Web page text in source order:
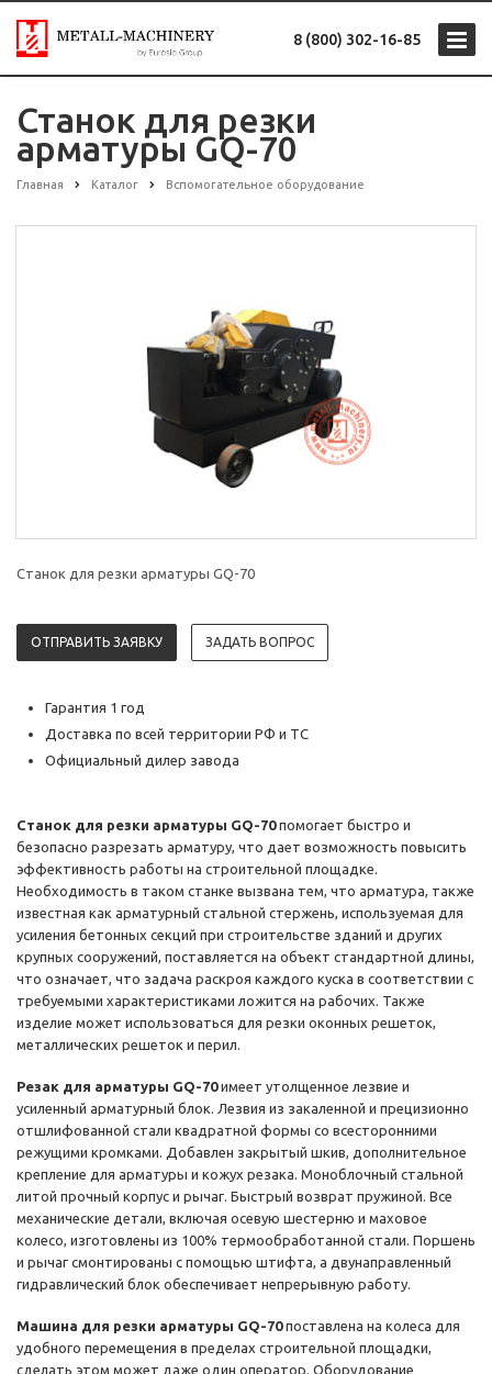
8 (800) 302-16-85
Станок для резки
арматуры GQ-70
Главная Каталог Вспомогательное оборудование
Станок для резки арматуры GQ-70
ОТПРАВИТЬ ЗАЯВКУ ЗАДАТЬ ВОПРОС
Гарантия 1 год
Доставка по всей территории РФ и ТС
Официальный дилер завода
Станок для резки арматуры GQ-70помогает быстро и
безопасно разрезать арматуру, что дает возможность повысить
эффективность работы на строительной площадке.
Необходимость в таком станке вызвана тем, что арматура, также
известная как арматурный стальной стержень, используемая для
усиления бетонных секций при строительстве зданий и других
крупных сооружений, поставляется на объект стандартной длины,
что означает, что задача раскроя каждого куска в соответствии с
требуемыми характеристиками ложится на рабочих. Также
изделие может использоваться для резки оконных решеток,
металлических решеток и перил.
Резак для арматуры GQ-70имеет утолщенное лезвие и
усиленный арматурный блок. Лезвия из закаленной и прецизионно
отшлифованной стали квадратной формы со всесторонними
режущими кромками. Добавлен закрытый шкив, дополнительное
крепление для арматуры и кожух резака. Моноблочный стальной
литой прочный корпус и рычаг. Быстрый возврат пружиной. Все
механические детали, включая осевую шестерню и маховое
колесо, изготовлены из 100% термообработанной стали. Поршень
и рычаг смонтированы с помощью штифта, а двунаправленный
гидравлический блок обеспечивает непрерывную работу.
Машина для резки арматуры GQ-70поставлена на колеса для
удобного перемещения в пределах строительной площадки,
сделать этом может даже один оператор. Оборудование